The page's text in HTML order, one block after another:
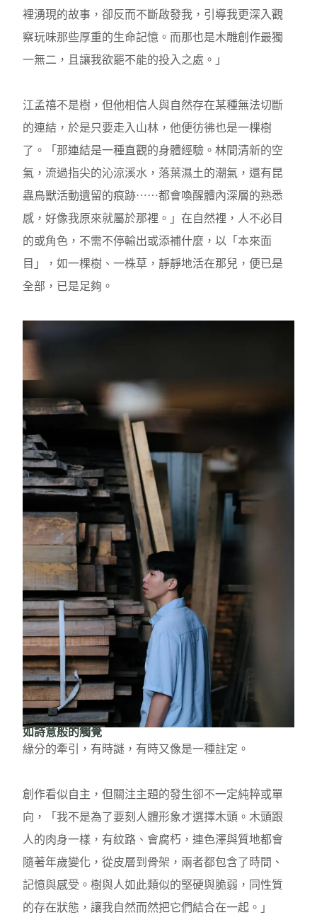
裡湧現的故事，卻反而不斷啟發我，引導我更深入觀
察玩味那些厚重的生命記憶。而那也是木雕創作最獨
一無二，且讓我欲罷不能的投入之處。」
江孟禧不是樹，但他相信人與自然存在某種無法切斷
的連結，於是只要走入山林，他便彷彿也是一棵樹
了。「那連結是一種直觀的身體經驗。林間清新的空
氣，流過指尖的沁涼溪水，落葉濕土的潮氣，還有昆
蟲鳥獸活動遺留的痕跡⋯⋯都會喚醒體內深層的熟悉
感，好像我原來就屬於那裡。」在自然裡，人不必目
的或角色，不需不停輸出或添補什麼，以「本來面
目」，如一棵樹、一株草，靜靜地活在那兒，便已是
全部，已是足夠。
如詩意般的觸覺
緣分的牽引，有時謎，有時又像是一種註定。
創作看似自主，但關注主題的發生卻不一定純粹或單
向，「我不是為了要刻人體形象才選擇木頭。木頭跟
人的肉身一樣，有紋路、會腐朽，連色澤與質地都會
隨著年歲變化，從皮層到骨架，兩者都包含了時間、
記憶與感受。樹與人如此類似的堅硬與脆弱，同性質
的存在狀態，讓我自然而然把它們結合在一起。」